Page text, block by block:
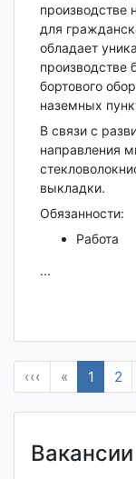
производстве
для
обладает
производстве
бортового
наземных
В связи с
направления
выкладки.
Обязанности:
Работа
...
‹‹‹ « 1 2